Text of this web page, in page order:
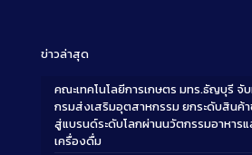
ข่าวล่าสุด
คณะเทคโนโลยีการเกษตร มทร.ธัญบุรี จั
กรมส่งเสริมอุตสาหกรรม ยกระดับสินค้
สู่แบรนด์ระดับโลกผ่านนวัตกรรมอาหารแ
เครื่องดื่ม